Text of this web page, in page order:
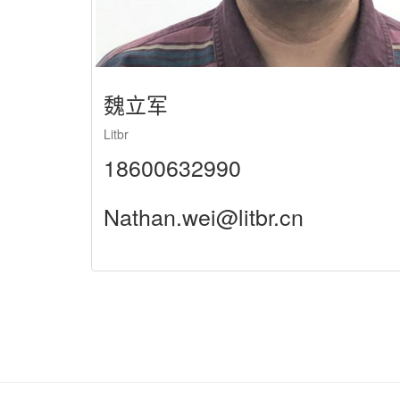
魏立军
Litbr
18600632990
Nathan.wei@litbr.cn